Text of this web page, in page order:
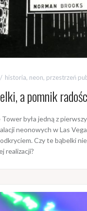
historia, neon, przestrzeń
a pomnik
była jedną z
neonowych w Las
Czy te bąbelki
realizacji?